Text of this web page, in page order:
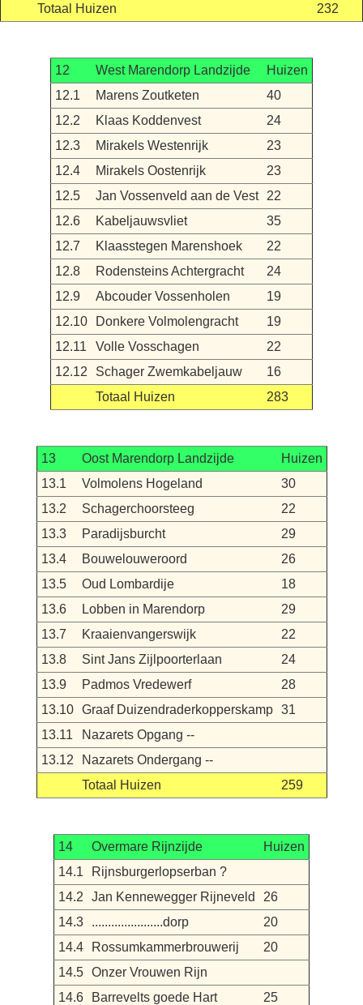
Totaal Huizen 232
12 West Marendorp Landzijde
Huizen
12.1
Marens Zoutketen
40
12.2
Klaas Koddenvest
24
12.3
Mirakels Westenrijk
23
12.4
Mirakels Oostenrijk
23
12.5
Jan Vossenveld aan de Vest
22
12.6
Kabeljauwsvliet
35
12.7
Klaasstegen Marenshoek
22
12.8
Rodensteins Achtergracht
24
12.9
Abcouder Vossenholen
19
12.10
Donkere Volmolengracht
19
12.11
Volle Vosschagen
22
12.12
Schager Zwemkabeljauw
16
Totaal Huizen
283
13 Oost Marendorp Landzijde
Huizen
13.1
Volmolens Hogeland
30
13.2
Schagerchoorsteeg
22
13.3
Paradijsburcht
29
13.4
Bouwelouweroord
26
13.5
Oud Lombardije
18
13.6
Lobben in Marendorp
29
13.7
Kraaienvangerswijk
22
13.8
Sint Jans Zijlpoorterlaan
24
13.9
Padmos Vredewerf
28
13.10
Graaf Duizendraderkopperskamp
31
13.11
Nazarets Opgang --
13.12
Nazarets Ondergang --
Totaal Huizen
259
14 Overmare Rijnzijde
Huizen
14.1
Rijnsburgerlopserban ?
14.2
Jan Kennewegger Rijneveld
26
14.3
......................dorp
20
14.4
Rossumkammerbrouwerij
20
14.5 Onzer Vrouwen Rijn
14.6
Barrevelts goede Hart
25